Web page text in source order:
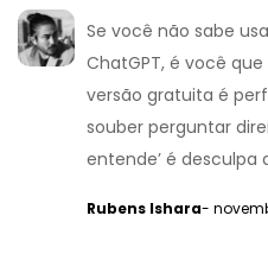
Se você não sabe
ChatGPT, é você
versão gratuita é
souber perguntar
entende’ é
Rubens Ishara-